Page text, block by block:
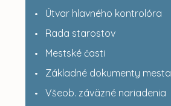
Útvar hlavného kontrolóra
Rada starostov
Mestské časti
Základné dokumenty mesta
Všeob. záväzné nariadenia